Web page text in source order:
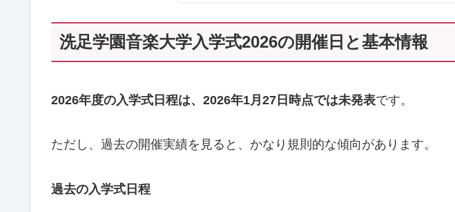
洗足学園音楽大学入学式2026の開催日と基本情報
2026年度の入学式日程は、2026年1月27日時点では未発表です。
ただし、過去の開催実績を見ると、かなり規則的な傾向があります。
過去の入学式日程